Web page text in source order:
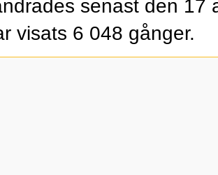
senast den 17
visats 6 048 gånger.